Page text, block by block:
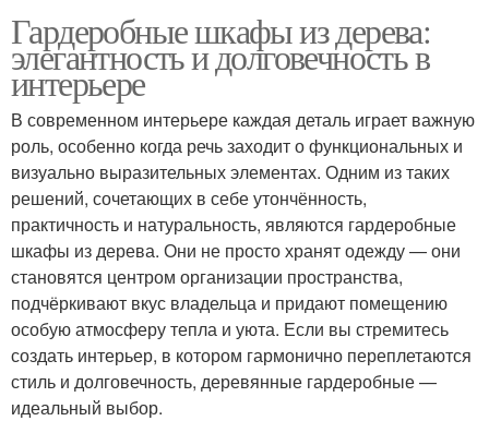
Гардеробные шкафы из дерева:
элегантность и долговечность в
интерьере
В современном интерьере каждая деталь играет важную
роль, особенно когда речь заходит о функциональных и
визуально выразительных элементах. Одним из таких
решений, сочетающих в себе утончённость,
практичность и натуральность, являются гардеробные
шкафы из дерева. Они не просто хранят одежду — они
становятся центром организации пространства,
подчёркивают вкус владельца и придают помещению
особую атмосферу тепла и уюта. Если вы стремитесь
создать интерьер, в котором гармонично переплетаются
стиль и долговечность, деревянные гардеробные —
идеальный выбор.